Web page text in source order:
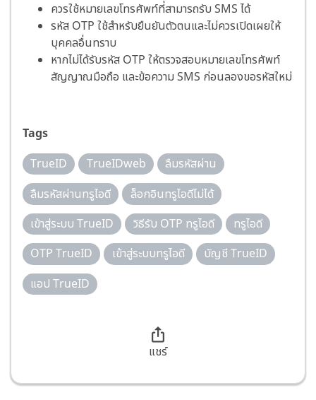
ควรใช้หมายเลขโทรศัพท์ที่สามารถรับ SMS ได้
รหัส OTP ใช้สำหรับยืนยันตัวตนและไม่ควรเปิดเผยให้
บุคคลอื่นทราบ
หากไม่ได้รับรหัส OTP ให้ตรวจสอบหมายเลขโทรศัพท์
สัญญาณมือถือ และข้อความ SMS ก่อนลองขอรหัสใหม่
Tags
TrueID
TrueIDweb
ลืมรหัสผ่าน
ลืมรหัสผ่านทรูไอดี
ล็อกอินทรูไอดีไม่ได้
เข้าสู่ระบบ TrueID
วิธีรับ OTP ทรูไอดี
ทรูไอดี
OTP TrueID
เข้าสู่ระบบทรูไอดี
บัญชี TrueID
แอป TrueID
แชร์